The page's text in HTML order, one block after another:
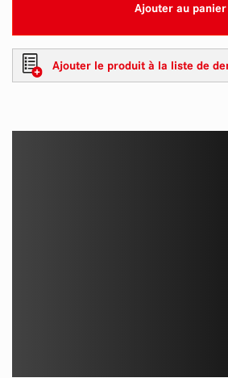
Ajouter au panier
Ajouter le produit à la liste de